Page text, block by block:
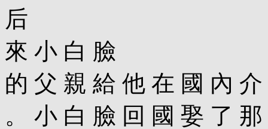
后
來 小 白 臉
的 父 親 給 他 在 國 內
。 小 白 臉 回 國 娶 了